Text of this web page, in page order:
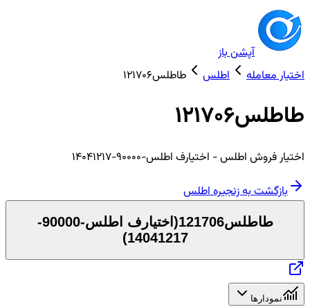
آپشن باز
اختیار معامله
اطلس طاطلس121706
طاطلس121706
اختیارفروش اطلس- اختیارف اطلس-90000-14041217
بازگشت به زنجیرهاطلس
طاطلس121706 (
اختیارف اطلس-90000-
14041217
)
نمودارها